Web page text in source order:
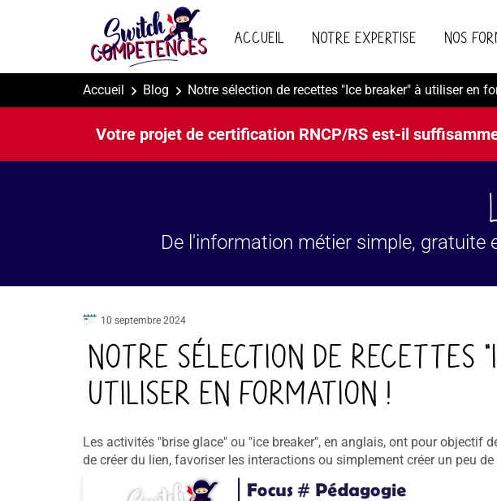
Accueil Notre expertise Nos
Accueil Blog Notre sélection de recettes "Ice breaker" à utiliser en
Votre projet de certification RNCP/RS est-il
De l'information métier simple, gratuite
10 septembre 2024
Notre sélection de recettes
utiliser en formation !
Les activités "brise glace" ou "ice breaker", en anglais, ont pour objectif
de créer du lien, favoriser les interactions ou simplement créer un peu